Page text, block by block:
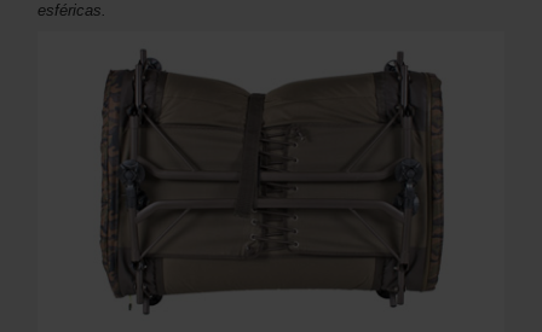
esféricas.